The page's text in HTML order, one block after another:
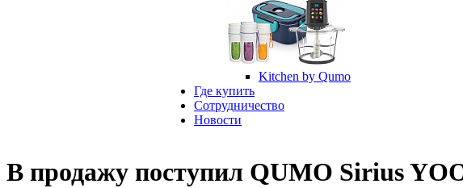
Kitchen by Qumo
Где купить
Сотрудничество
Новости
В продажу поступил QUMO Sirius